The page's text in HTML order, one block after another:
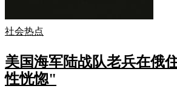
社会热点
美国海军陆战队老兵在俄
性恍惚"